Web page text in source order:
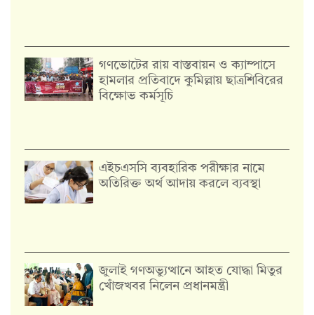
গণভোটের রায় বাস্তবায়ন ও ক্যাম্পাসে
হামলার প্রতিবাদে কুমিল্লায় ছাত্রশিবিরের
বিক্ষোভ কর্মসূচি
এইচএসসি ব্যবহারিক পরীক্ষার নামে
অতিরিক্ত অর্থ আদায় করলে ব্যবস্থা
জুলাই গণঅভ্যুত্থানে আহত যোদ্ধা মিতুর
খোঁজখবর নিলেন প্রধানমন্ত্রী